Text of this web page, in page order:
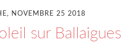
NOVEMBRE 25 2018
sur Ballaigues